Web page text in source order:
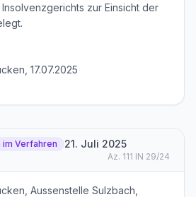
zur Einsicht der
17.07.2025
im Verfahren 21. Juli 2025
Az. 111 IN 29/24
Aussenstelle Sulzbach,